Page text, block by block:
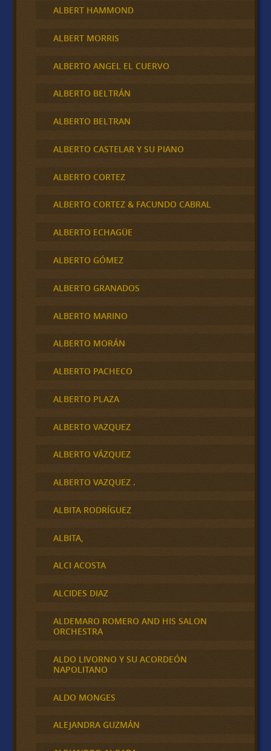
ALBERT HAMMOND
ALBERT MORRIS
ALBERTO ANGEL EL CUERVO
ALBERTO BELTRÁN
ALBERTO BELTRAN
ALBERTO CASTELAR Y SU PIANO
ALBERTO CORTEZ
ALBERTO CORTEZ & FACUNDO CABRAL
ALBERTO ECHAGÜE
ALBERTO GÓMEZ
ALBERTO GRANADOS
ALBERTO MARINO
ALBERTO MORÁN
ALBERTO PACHECO
ALBERTO PLAZA
ALBERTO VAZQUEZ
ALBERTO VÁZQUEZ
ALBERTO VAZQUEZ .
ALBITA RODRÍGUEZ
ALBITA,
ALCI ACOSTA
ALCIDES DIAZ
ALDEMARO ROMERO AND HIS SALON
ORCHESTRA
ALDO LIVORNO Y SU ACORDEÓN
NAPOLITANO
ALDO MONGES
ALEJANDRA GUZMÁN